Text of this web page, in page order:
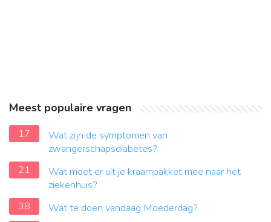
Meest populaire vragen
17
Wat zijn de symptomen van
zwangerschapsdiabetes?
21
Wat moet er uit je kraampakket mee naar het
ziekenhuis?
38
Wat te doen vandaag Moederdag?